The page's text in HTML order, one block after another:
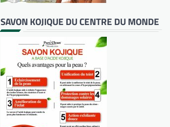
SAVON KOJIQUE DU CENTRE DU MONDE